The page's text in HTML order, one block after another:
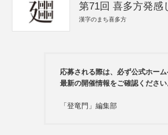
第71回 喜多方発感
漢字のまち喜多方
応募される際は、必ず公式ホー
最新の開催情報をご確認ください
「登竜門」編集部